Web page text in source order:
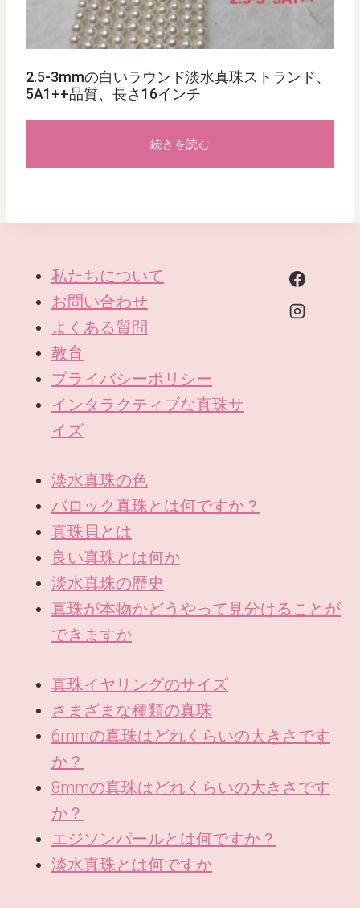
2.5-3mmの白いラウンド淡水真珠ストランド、
5A1++品質、長さ16インチ
続きを読む
私たちについて
お問い合わせ
よくある質問
教育
プライバシーポリシー
インタラクティブな真珠サ
イズ
淡水真珠の色
バロック真珠とは何ですか？
真珠貝とは
良い真珠とは何か
淡水真珠の歴史
真珠が本物かどうやって見分けることが
できますか
真珠イヤリングのサイズ
さまざまな種類の真珠
6mmの真珠はどれくらいの大きさです
か？
8mmの真珠はどれくらいの大きさです
か？
エジソンパールとは何ですか？
淡水真珠とは何ですか